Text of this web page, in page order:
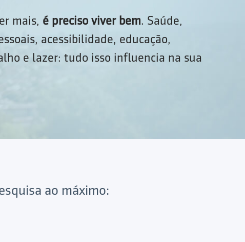
mais, é preciso viver bem. Saúde,
acessibilidade, educação,
e lazer: tudo isso influencia na sua
ao máximo: